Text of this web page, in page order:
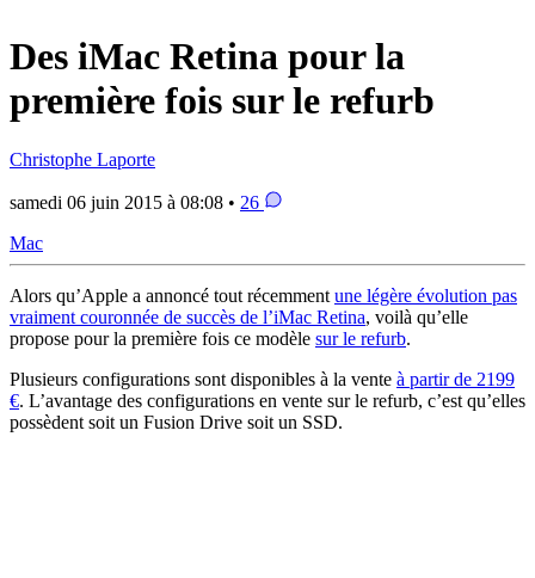
Des iMac Retina pour la
première fois sur le refurb
Christophe Laporte
samedi 06 juin 2015 à 08:08 • 26
Mac
Alors qu’Apple a annoncé tout récemment une légère évolution pas
vraiment couronnée de succès de l’iMac Retina, voilà qu’elle
propose pour la première fois ce modèle sur le refurb.
Plusieurs configurations sont disponibles à la vente à partir de 2199
€. L’avantage des configurations en vente sur le refurb, c’est qu’elles
possèdent soit un Fusion Drive soit un SSD.